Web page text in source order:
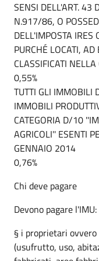
SENSI DELL'ART. 43
N.917/86, O
DELL'IMPOSTA IRES
PURCHÉ LOCATI,
CLASSIFICATI
0,55%
TUTTI GLI IMMOBILI
IMMOBILI
CATEGORIA D/10
AGRICOLI'' ESENTI
GENNAIO 2014
0,76%
Chi deve pagare
Devono pagare l'IMU:
§ i proprietari
(usufrutto, uso,